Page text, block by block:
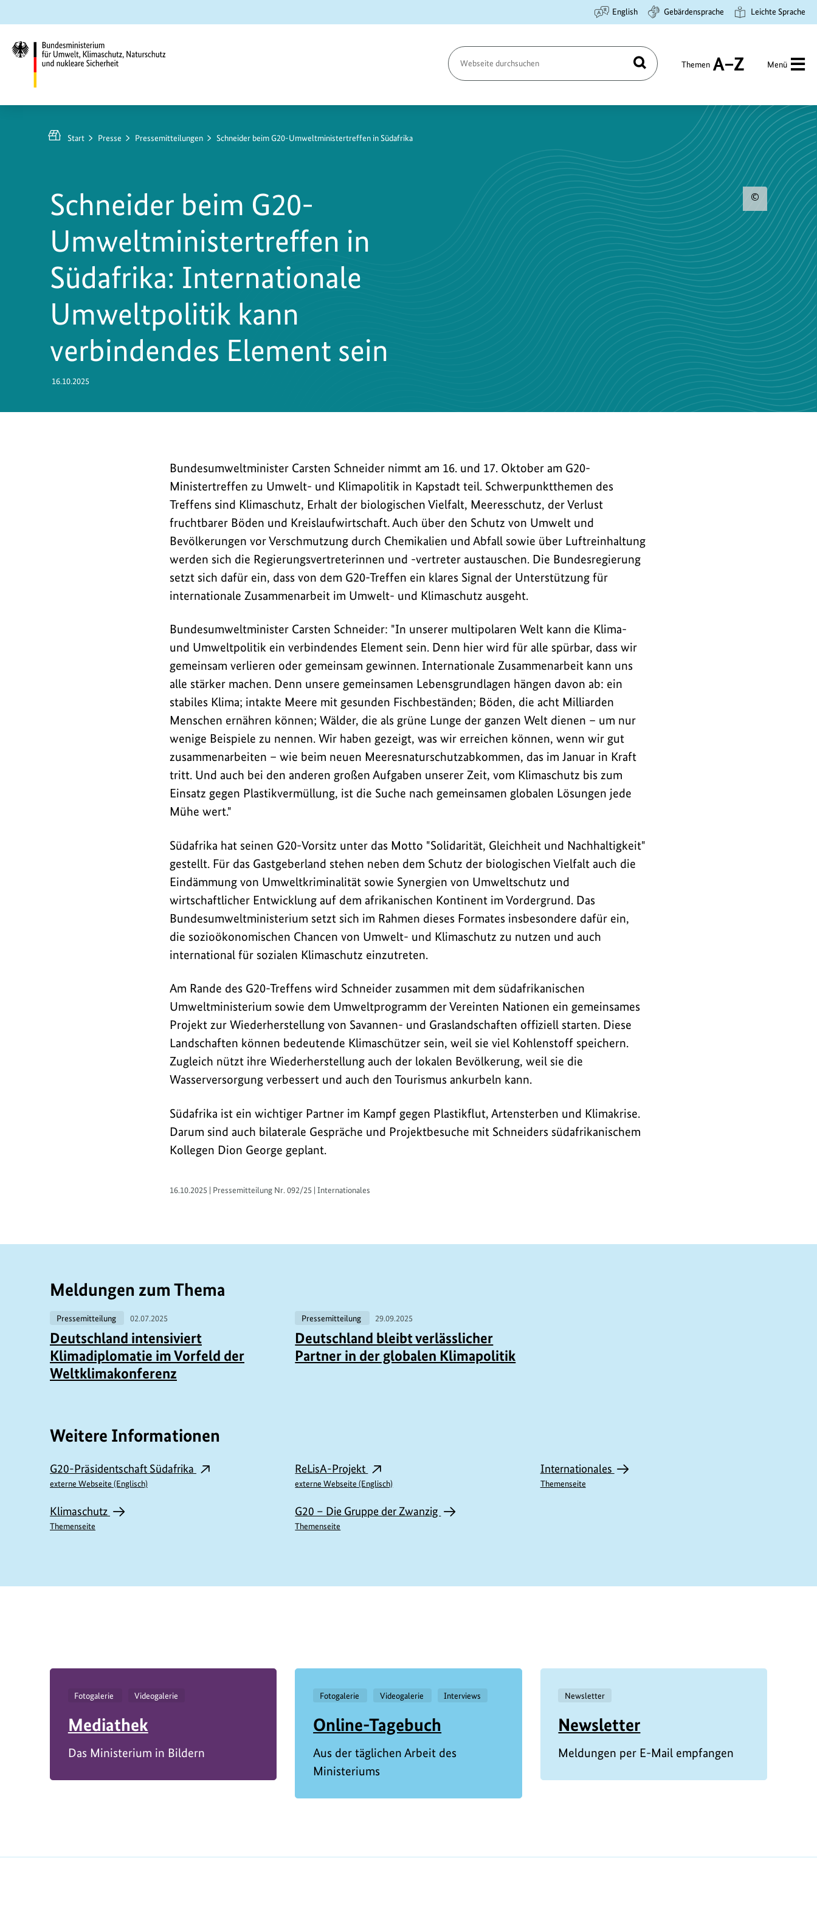
Hauptinhalt
springen
Suche
springen
Hauptnavigation
springen
English Gebärdensprache Leichte Sprache
Umwelt,
Klimaschutz,
nukleare
Sicherheit
Seite
durchsuchen
Suchen Themen
A
Menü
Start Presse Pressemitteilungen Schneider beim G20-Umweltministertreffen in Südafrika
Schneider beim G20-
Umweltministertreffen in
Südafrika: Internationale
Umweltpolitik kann
verbindendes Element sein
16.10.2025
zum
Bild
Bundesumweltminister
Schneider
nimmt
am
G20-
Ministertreffen
Umwelt-
und
in
Kapstadt
teil.
Schwerpunktthemen
des
Treffens
sind
Klimaschutz,
Erhalt
der
biologischen
Meeresschutz
Kreislaufwirtschaft.
Bundesumweltminister Carsten Schneider nimmt am 16. und 17. Oktober am G20-
Ministertreffen zu Umwelt- und Klimapolitik in Kapstadt teil. Schwerpunktthemen des
Treffens sind Klimaschutz, Erhalt der biologischen Vielfalt, Meeresschutz, der Verlust
fruchtbarer Böden und Kreislaufwirtschaft. Auch über den Schutz von Umwelt und
Bevölkerungen vor Verschmutzung durch Chemikalien und Abfall sowie über Luftreinhaltung
werden sich die Regierungsvertreterinnen und -vertreter austauschen. Die Bundesregierung
setzt sich dafür ein, dass von dem G20-Treffen ein klares Signal der Unterstützung für
internationale Zusammenarbeit im Umwelt- und Klimaschutz ausgeht.
Bundesumweltminister Carsten Schneider: "In unserer multipolaren Welt kann die Klima-
und Umweltpolitik ein verbindendes Element sein. Denn hier wird für alle spürbar, dass wir
gemeinsam verlieren oder gemeinsam gewinnen. Internationale Zusammenarbeit kann uns
alle stärker machen. Denn unsere gemeinsamen Lebensgrundlagen hängen davon ab: ein
stabiles Klima; intakte Meere mit gesunden Fischbeständen; Böden, die acht Milliarden
Menschen ernähren können; Wälder, die als grüne Lunge der ganzen Welt dienen – um nur
wenige Beispiele zu nennen. Wir haben gezeigt, was wir erreichen können, wenn wir gut
zusammenarbeiten – wie beim neuen Meeresnaturschutzabkommen, das im Januar in Kraft
tritt. Und auch bei den anderen großen Aufgaben unserer Zeit, vom Klimaschutz bis zum
Einsatz gegen Plastikvermüllung, ist die Suche nach gemeinsamen globalen Lösungen jede
Mühe wert."
Südafrika hat seinen G20-Vorsitz unter das Motto "Solidarität, Gleichheit und Nachhaltigkeit"
gestellt. Für das Gastgeberland stehen neben dem Schutz der biologischen Vielfalt auch die
Eindämmung von Umweltkriminalität sowie Synergien von Umweltschutz und
wirtschaftlicher Entwicklung auf dem afrikanischen Kontinent im Vordergrund. Das
Bundesumweltministerium setzt sich im Rahmen dieses Formates insbesondere dafür ein,
die sozioökonomischen Chancen von Umwelt- und Klimaschutz zu nutzen und auch
international für sozialen Klimaschutz einzutreten.
Am Rande des G20-Treffens wird Schneider zusammen mit dem südafrikanischen
Umweltministerium sowie dem Umweltprogramm der Vereinten Nationen ein gemeinsames
Projekt zur Wiederherstellung von Savannen- und Graslandschaften offiziell starten. Diese
Landschaften können bedeutende Klimaschützer sein, weil sie viel Kohlenstoff speichern.
Zugleich nützt ihre Wiederherstellung auch der lokalen Bevölkerung, weil sie die
Wasserversorgung verbessert und auch den Tourismus ankurbeln kann.
Südafrika ist ein wichtiger Partner im Kampf gegen Plastikflut, Artensterben und Klimakrise.
Darum sind auch bilaterale Gespräche und Projektbesuche mit Schneiders südafrikanischem
Kollegen Dion George geplant.
16.10.2025 | Pressemitteilung Nr. 092/25 | Internationales
Meldungen zum Thema
Pressemitteilung 02.07.2025
Deutschland intensiviert
Klimadiplomatie im Vorfeld der
Weltklimakonferenz
Pressemitteilung 29.09.2025
Deutschland bleibt verlässlicher
Partner in der globalen Klimapolitik
Weitere Informationen
G20-Präsidentschaft Südafrika
externe Webseite (Englisch)
ReLisA-Projekt
externe Webseite (Englisch)
Internationales
Themenseite
Klimaschutz
Themenseite
G20 – Die Gruppe der Zwanzig
Themenseite
Fotogalerie Videogalerie
Mediathek
Das Ministerium in Bildern
Fotogalerie Videogalerie Interviews
Online-Tagebuch
Aus der täglichen Arbeit des
Ministeriums
Newsletter
Newsletter
Meldungen per E-Mail empfangen